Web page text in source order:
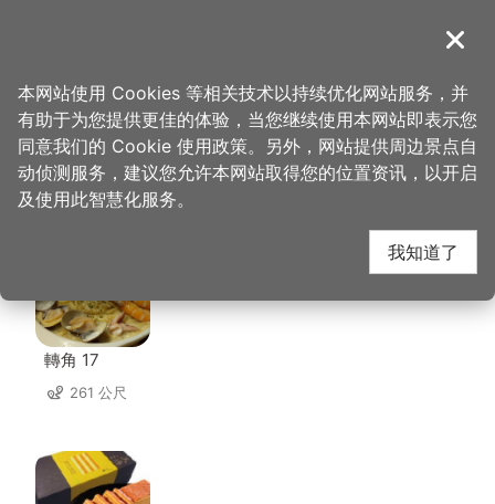
導覽
首页 > 想去的地方 > 美食、购物 > 传香美食馆
传香美食馆 周边店家
轉角 17
261 公尺
关闭
本网站使用 Cookies 等相关技术以持续优化网站服务，并
有助于为您提供更佳的体验，当您继续使用本网站即表示您
同意我们的 Cookie 使用政策。另外，网站提供周边景点自
动侦测服务，建议您允许本网站取得您的位置资讯，以开启
及使用此智慧化服务。
我知道了